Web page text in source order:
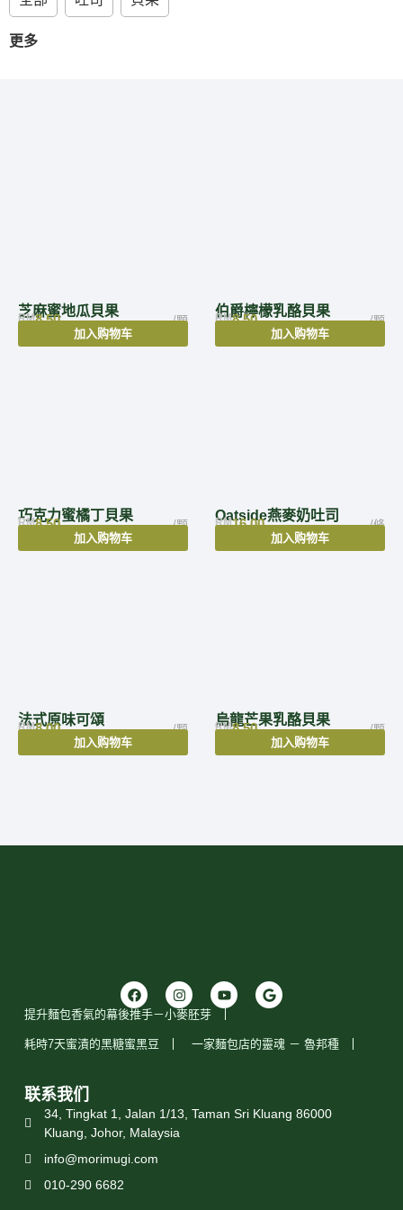
更多
芝麻蜜地瓜貝果
RM8.50
/顆
加入购物车
伯爵檸檬乳酪貝果
RM8.50
/颗
加入购物车
巧克力蜜橘丁貝果
RM8.50
/颗
加入购物车
Oatside燕麥奶吐司
RM16.00
/條
加入购物车
法式原味可頌
RM8.00
/颗
加入购物车
烏龍芒果乳酪貝果
RM8.50
/颗
加入购物车
提升麵包香氣的幕後推手－小麥胚芽
耗時7天蜜漬的黑糖蜜黑豆 一家麵包店的靈魂 － 魯邦種
联系我们
34, Tingkat 1, Jalan 1/13, Taman Sri Kluang 86000
Kluang, Johor, Malaysia
info@morimugi.com
010-290 6682